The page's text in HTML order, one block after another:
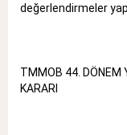
değerlendirmeler
TMMOB 44. DÖNEM
KARARI